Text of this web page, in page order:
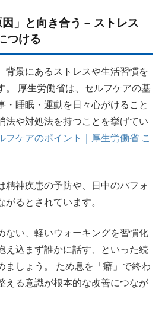
」と向き合う – ストレス
つける
背景にあるストレスや生活習慣を
。 厚生労働省は、セルフケアの基
・睡眠・運動を日々心がけること
法や対処法を持つことを挙げてい
フケアのポイント｜厚生労働省 こ
精神疾患の予防や、日中のパフォ
るとされています。
ない、軽いウォーキングを習慣化
え込まず誰かに話す、といった続
ましょう。 ため息を「癖」で終わ
える意識が根本的な改善につなが